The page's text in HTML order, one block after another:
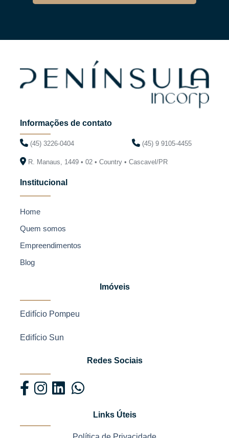
Informações de contato
(45) 3226-0404 (45) 9 9105-4455
R. Manaus, 1449 • 02 • Country • Cascavel/PR
Institucional
Home
Quem somos
Empreendimentos
Blog
Imóveis
Edifício Pompeu
Edifício Sun
Redes Sociais
Links Úteis